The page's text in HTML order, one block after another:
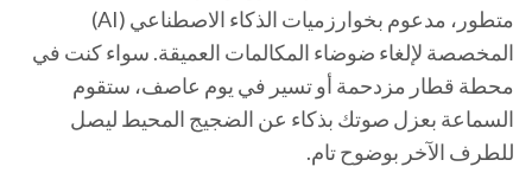
متطور، مدعوم بخوارزميات الذكاء الاصطناعي (AI)
المخصصة لإلغاء ضوضاء المكالمات العميقة. سواء كنت في
محطة قطار مزدحمة أو تسير في يوم عاصف، ستقوم
السماعة بعزل صوتك بذكاء عن الضجيج المحيط ليصل
للطرف الآخر بوضوح تام.